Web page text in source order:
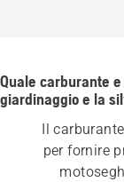
Quale carburante
giardinaggio e la
Il
per fornire